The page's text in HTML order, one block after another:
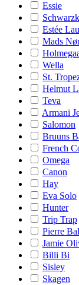
Essie
Estée
Mads
Wella
St.
Helmut
Teva
Armani
Salomon
Bruuns
French
Omega
Canon
Hay
Eva Solo
Hunter
Trip Trap
Pierre
Jamie
Billi Bi
Sisley
Skagen